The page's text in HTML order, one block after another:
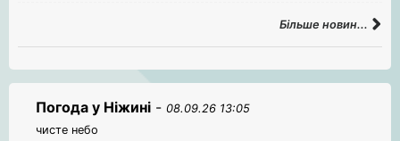
Більше новин...
Погода у Ніжині - 08.09.26 13:05
чисте небо